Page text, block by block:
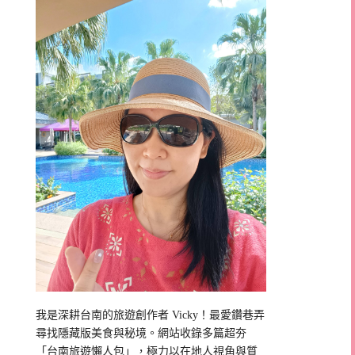
我是深耕台南的旅遊創作者 Vicky！最愛鑽巷弄
尋找隱藏版美食與秘境。網站收錄多篇超夯
「台南旅遊懶人包」，極力以在地人視角與質